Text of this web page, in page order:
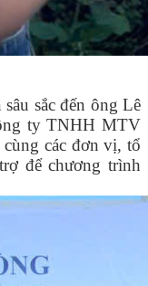
sắc đến ông Lê
ty TNHH MTV
các đơn vị, tổ
để chương trình